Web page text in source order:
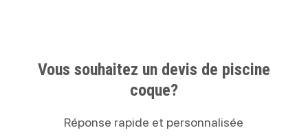
Vous souhaitez un devis de piscine
coque?
Réponse rapide et personnalisée